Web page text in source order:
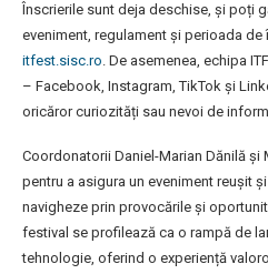
Înscrierile sunt deja deschise, și poți
eveniment, regulament și perioada de
itfest.sisc.ro. De asemenea, echipa
– Facebook, Instagram, TikTok și
oricăror curiozități sau nevoi de
Coordonatorii Daniel-Marian Dănilă
pentru a asigura un eveniment reușit
navigheze prin provocările și
festival se profilează ca o rampă de
tehnologie, oferind o experiență